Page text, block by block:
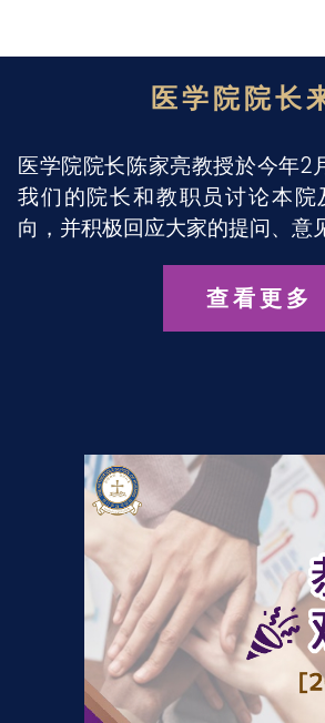
医学院院长
医学院院长陈家亮教授於今年2
我们的院长和教职员讨论本
向，并积极回应大家的提问、意
查看更多